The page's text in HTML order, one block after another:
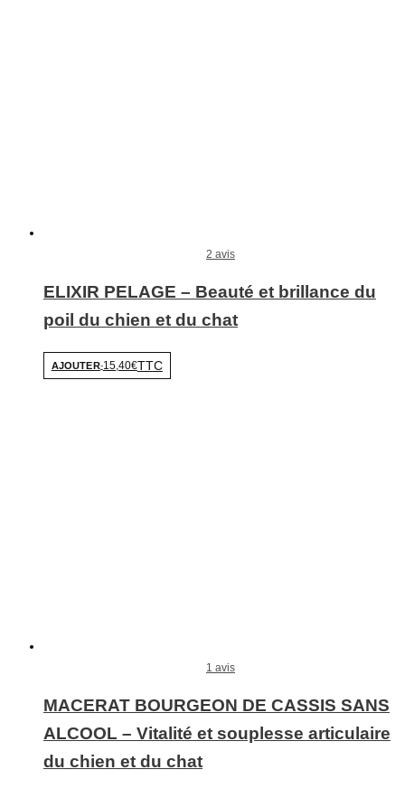
2 avis
ELIXIR PELAGE – Beauté et brillance du
poil du chien et du chat
AJOUTER-15,40€TTC
1 avis
MACERAT BOURGEON DE CASSIS SANS
ALCOOL – Vitalité et souplesse articulaire
du chien et du chat